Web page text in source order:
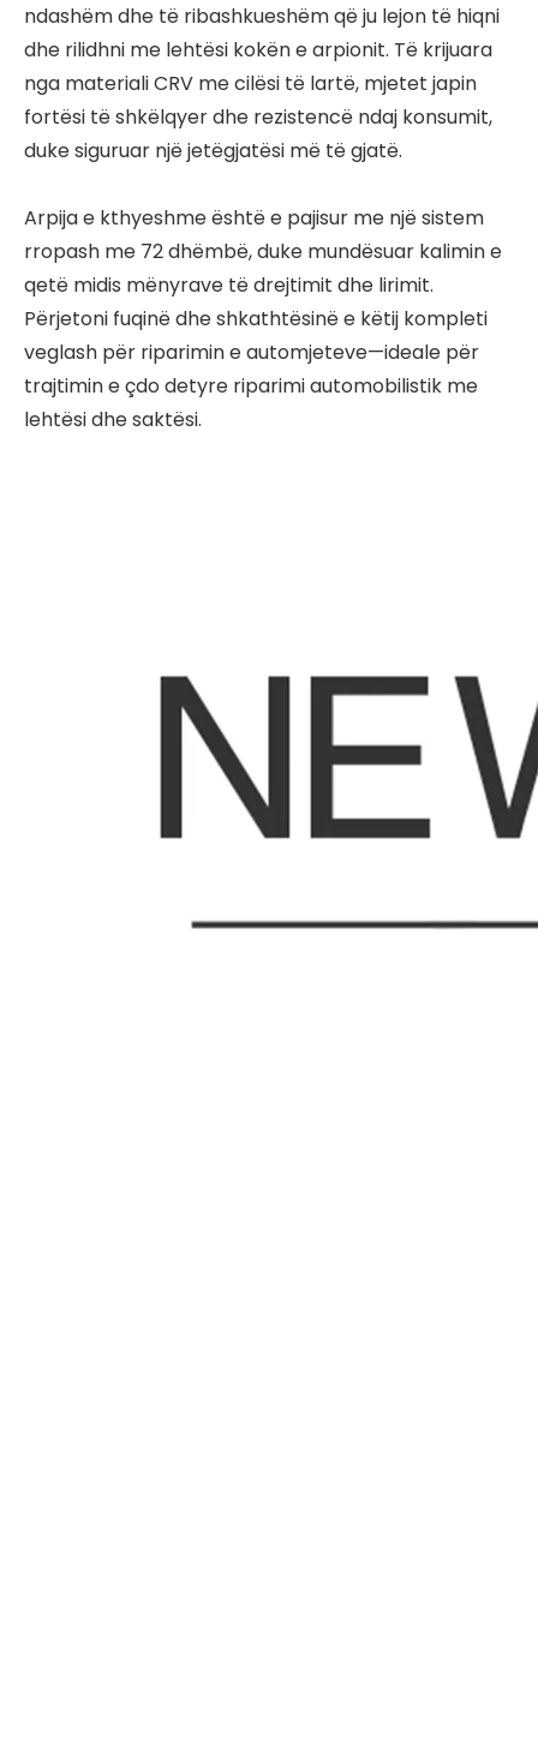
ndashëm dhe të ribashkueshëm që ju lejon të hiqni
dhe rilidhni me lehtësi kokën e arpionit. Të krijuara
nga materiali CRV me cilësi të lartë, mjetet japin
fortësi të shkëlqyer dhe rezistencë ndaj konsumit,
duke siguruar një jetëgjatësi më të gjatë.
Arpija e kthyeshme është e pajisur me një sistem
rropash me 72 dhëmbë, duke mundësuar kalimin e
qetë midis mënyrave të drejtimit dhe lirimit.
Përjetoni fuqinë dhe shkathtësinë e këtij kompleti
veglash për riparimin e automjeteve—ideale për
trajtimin e çdo detyre riparimi automobilistik me
lehtësi dhe saktësi.